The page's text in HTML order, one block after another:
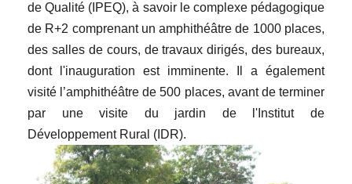
de Qualité (IPEQ), à savoir le complexe pédagogique
de R+2 comprenant un amphithéâtre de 1000 places,
des salles de cours, de travaux dirigés, des bureaux,
dont l'inauguration est imminente. Il a également
visité l’amphithéâtre de 500 places, avant de terminer
par une visite du jardin de l'Institut de
Développement Rural (IDR).